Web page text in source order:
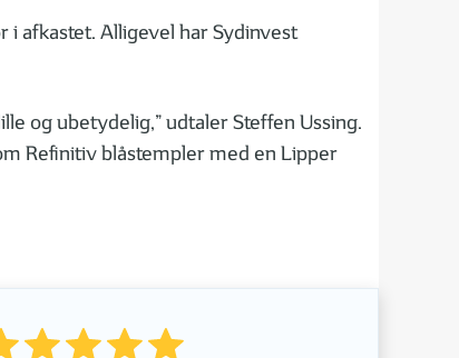
afkastet. Alligevel har Sydinvest
og ubetydelig,” udtaler Steffen Ussing.
Refinitiv blåstempler med en Lipper